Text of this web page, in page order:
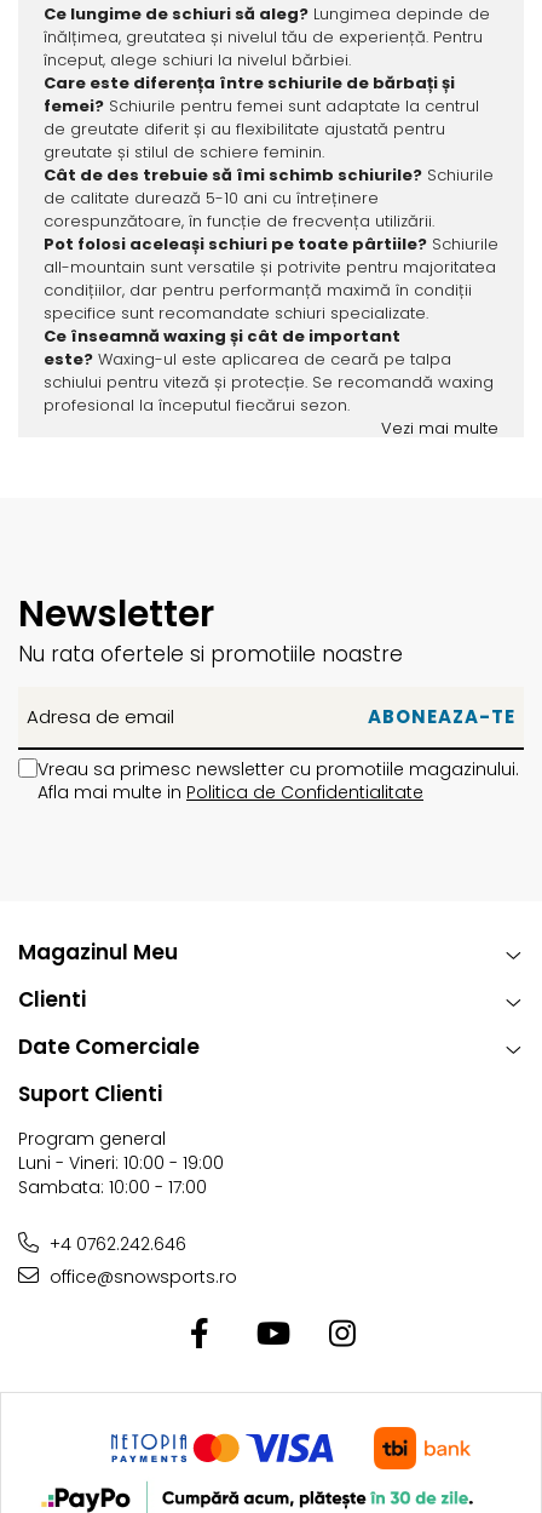
Ce lungime de schiuri să aleg?Lungimea depinde de
înălțimea, greutatea și nivelul tău de experiență. Pentru
început, alege schiuri la nivelul bărbiei.
Care este diferența între schiurile de bărbați și
femei?Schiurile pentru femei sunt adaptate la centrul
de greutate diferit și au flexibilitate ajustată pentru
greutate și stilul de schiere feminin.
Cât de des trebuie să îmi schimb schiurile?Schiurile
de calitate durează 5-10 ani cu întreținere
corespunzătoare, în funcție de frecvența utilizării.
Pot folosi aceleași schiuri pe toate pârtiile?Schiurile
all-mountain sunt versatile și potrivite pentru majoritatea
condițiilor, dar pentru performanță maximă în condiții
specifice sunt recomandate schiuri specializate.
Ce înseamnă waxing și cât de important
este?Waxing-ul este aplicarea de ceară pe talpa
schiului pentru viteză și protecție. Se recomandă waxing
profesional la începutul fiecărui sezon.
Vezi mai multe
Newsletter
Nu rata ofertele si promotiile noastre
Vreau sa primesc newsletter cu promotiile magazinului.
Afla mai multe in Politica de Confidentialitate
Magazinul Meu
Clienti
Date Comerciale
Suport Clienti
Program general
Luni - Vineri: 10:00 - 19:00
Sambata: 10:00 - 17:00
+4 0762.242.646
office@snowsports.ro